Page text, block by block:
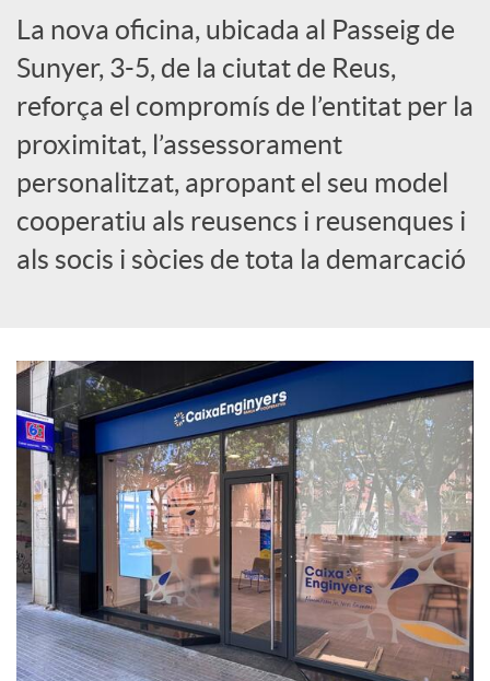
s
S
o
c
a
l
s
La nova oficina, ubicada al Passeig de
Sunyer, 3-5, de la ciutat de Reus,
reforça el compromís de l’entitat per la
proximitat, l’assessorament
personalitzat, apropant el seu model
cooperatiu als reusencs i reusenques i
als socis i sòcies de tota la demarcació